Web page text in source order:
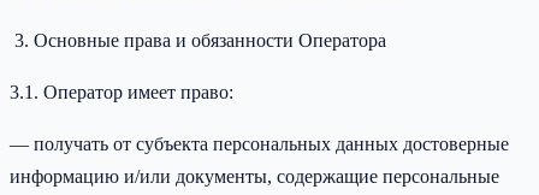
Основные права и обязанности Оператора
3.1. Оператор имеет право:
— получать от субъекта персональных данных достоверные
информацию и/или документы, содержащие персональные